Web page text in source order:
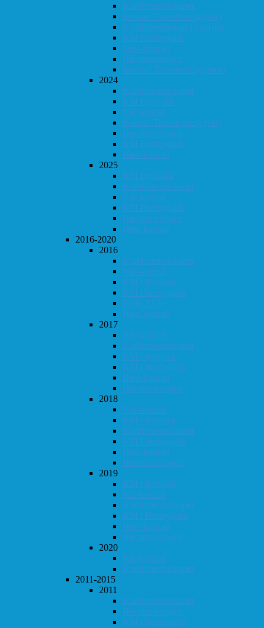
Klubbmesterskapet
Konrad Timestrening (vår)
Klubbmesterskap Lynsjakk
KM Hurtigsjakk
Høst-konrad
Høstturneringen
Konrad Timestrening (høst)
2024
Klubbmesterskapet
KM Lynsjakk
Vår-konrad
Konrad Timestrening (vår)
Høstturneringen
KM Hurtigsjakk
Høst-konrad
2025
KM Lynsjakk
Klubbmesterskapet
Vår-konrad
KM Hurtigsjakk
Høstturneringen
Høst-konrad
2016-2020
2016
Klubbmesterskapet
Vår-konrad
KM i lynsjakk
KM i hurtigsjakk
Follo 20 år
Høst-konrad
2017
Vår-konrad
Klubbmesterskapet
KM i lynsjakk
KM i hurtigsjakk
Høst-konrad
Høstturneringen
2018
Vår-konrad
KM i lynsjakk
Klubbmesterskapet
KM i hurtigsjakk
Høst-konrad
Høstturneringen
2019
KM i lynsjakk
Vår-konrad
Klubbmesterskapet
KM i Hurtigsjakk
Høst-konrad
Høstturneringen
2020
Vår-konrad
Klubbmesterskapet
2011-2015
2011
Klubbmesterskapet
Høstturneringen
KM i hurtigsjakk